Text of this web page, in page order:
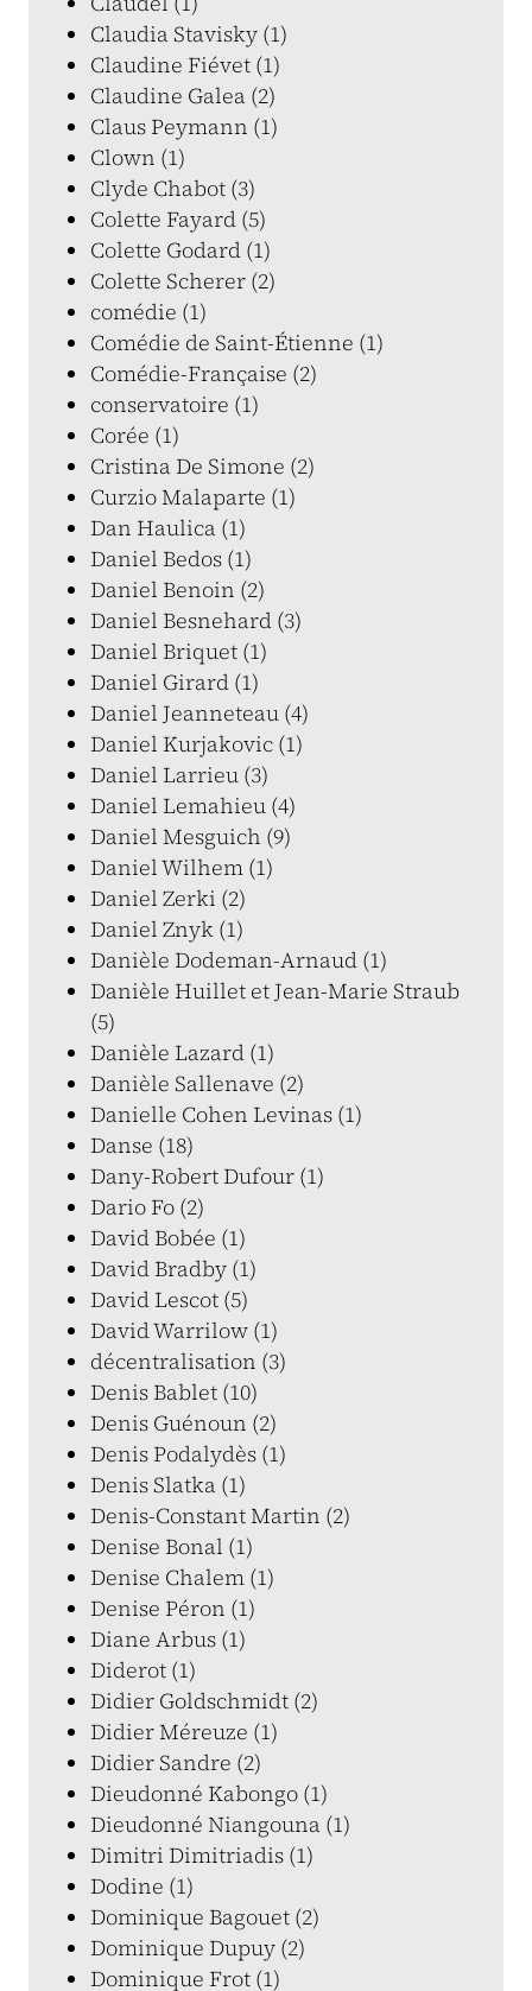
Claudia Stavisky (1)
Claudine Fiévet (1)
Claudine Galea (2)
Claus Peymann (1)
Clown (1)
Clyde Chabot (3)
Colette Fayard (5)
Colette Godard (1)
Colette Scherer (2)
comédie (1)
Comédie de Saint-Étienne (1)
Comédie-Française (2)
conservatoire (1)
Corée (1)
Cristina De Simone (2)
Curzio Malaparte (1)
Dan Haulica (1)
Daniel Bedos (1)
Daniel Benoin (2)
Daniel Besnehard (3)
Daniel Briquet (1)
Daniel Girard (1)
Daniel Jeanneteau (4)
Daniel Kurjakovic (1)
Daniel Larrieu (3)
Daniel Lemahieu (4)
Daniel Mesguich (9)
Daniel Wilhem (1)
Daniel Zerki (2)
Daniel Znyk (1)
Danièle Dodeman-Arnaud (1)
Danièle Huillet et Jean-Marie Straub
(5)
Danièle Lazard (1)
Danièle Sallenave (2)
Danielle Cohen Levinas (1)
Danse (18)
Dany-Robert Dufour (1)
Dario Fo (2)
David Bobée (1)
David Bradby (1)
David Lescot (5)
David Warrilow (1)
décentralisation (3)
Denis Bablet (10)
Denis Guénoun (2)
Denis Podalydès (1)
Denis Slatka (1)
Denis-Constant Martin (2)
Denise Bonal (1)
Denise Chalem (1)
Denise Péron (1)
Diane Arbus (1)
Diderot (1)
Didier Goldschmidt (2)
Didier Méreuze (1)
Didier Sandre (2)
Dieudonné Kabongo (1)
Dieudonné Niangouna (1)
Dimitri Dimitriadis (1)
Dodine (1)
Dominique Bagouet (2)
Dominique Dupuy (2)
Dominique Frot (1)